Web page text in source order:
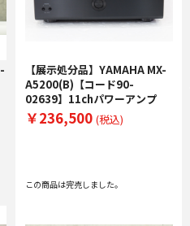
【展示処分品】YAMAHA MX-
A5200(B)【コード90-
02639】11chパワーアンプ
￥236,500 (税込)
この商品は完売しました。